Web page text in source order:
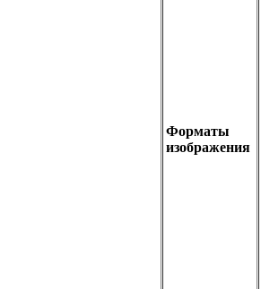
Форматы
изображения